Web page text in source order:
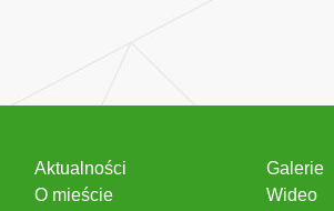
Aktualności
O mieście
Galerie
Wideo